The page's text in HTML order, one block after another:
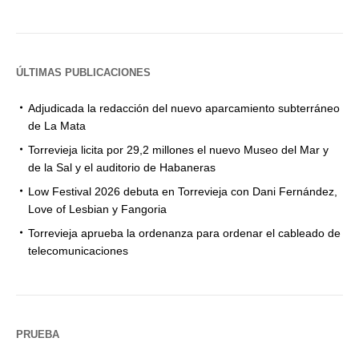
ÚLTIMAS PUBLICACIONES
Adjudicada la redacción del nuevo aparcamiento subterráneo
de La Mata
Torrevieja licita por 29,2 millones el nuevo Museo del Mar y
de la Sal y el auditorio de Habaneras
Low Festival 2026 debuta en Torrevieja con Dani Fernández,
Love of Lesbian y Fangoria
Torrevieja aprueba la ordenanza para ordenar el cableado de
telecomunicaciones
PRUEBA